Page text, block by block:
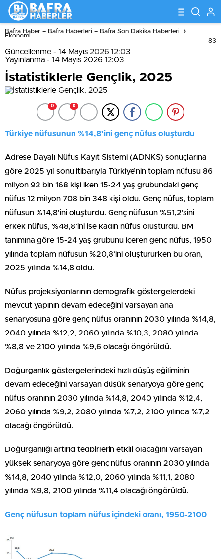
Bafra Haber – Bafra Haberleri – Bafra Son Dakika Haberleri
Ekonomi
83
Güncellenme - 14 Mayıs 2026 12:03
Yayınlanma - 14 Mayıs 2026 12:03
İstatistiklerle Gençlik, 2025
0 0
Türkiye nüfusunun %14,8’ini genç nüfus oluşturdu
Adrese Dayalı Nüfus Kayıt Sistemi (ADNKS) sonuçlarına
göre 2025 yıl sonu itibarıyla Türkiye’nin toplam nüfusu 86
milyon 92 bin 168 kişi iken 15-24 yaş grubundaki genç
nüfus 12 milyon 708 bin 348 kişi oldu. Genç nüfus, toplam
nüfusun %14,8’ini oluşturdu. Genç nüfusun %51,2’sini
erkek nüfus, %48,8’ini ise kadın nüfus oluşturdu. BM
tanımına göre 15-24 yaş grubunu içeren genç nüfus, 1950
yılında toplam nüfusun %20,8’ini oluştururken bu oran,
2025 yılında %14,8 oldu.
Nüfus projeksiyonlarının demografik göstergelerdeki
mevcut yapının devam edeceğini varsayan ana
senaryosuna göre genç nüfus oranının 2030 yılında %14,8,
2040 yılında %12,2, 2060 yılında %10,3, 2080 yılında
%8,8 ve 2100 yılında %9,6 olacağı öngörüldü.
Doğurganlık göstergelerindeki hızlı düşüş eğiliminin
devam edeceğini varsayan düşük senaryoya göre genç
nüfus oranının 2030 yılında %14,8, 2040 yılında %12,4,
2060 yılında %9,2, 2080 yılında %7,2, 2100 yılında %7,2
olacağı öngörüldü.
Doğurganlığı artırıcı tedbirlerin etkili olacağını varsayan
yüksek senaryoya göre genç nüfus oranının 2030 yılında
%14,8, 2040 yılında %12,0, 2060 yılında %11,1, 2080
yılında %9,8, 2100 yılında %11,4 olacağı öngörüldü.
Genç nüfusun toplam nüfus içindeki oranı, 1950-2100